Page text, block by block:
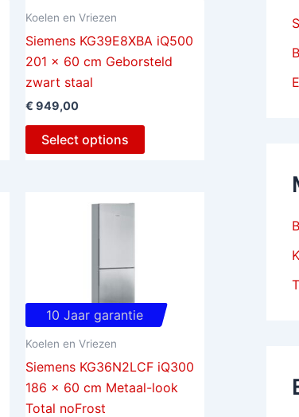
Koelen en Vriezen
Siemens KG39E8XBA iQ500
201 x 60 cm Geborsteld
zwart staal
€ 949,00
Select options
10 Jaar garantie
Koelen en Vriezen
Siemens KG36N2LCF iQ300
186 x 60 cm Metaal-look
Total noFrost